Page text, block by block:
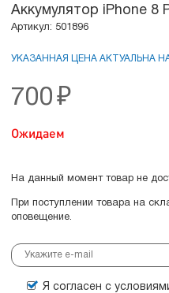
Аккумулятор iPhone 8
Артикул: 501896
УКАЗАННАЯ ЦЕНА АКТУАЛЬНА НА
700 ₽
Ожидаем
На данный момент товар не
При поступлении товара на
оповещение.
Я согласен с